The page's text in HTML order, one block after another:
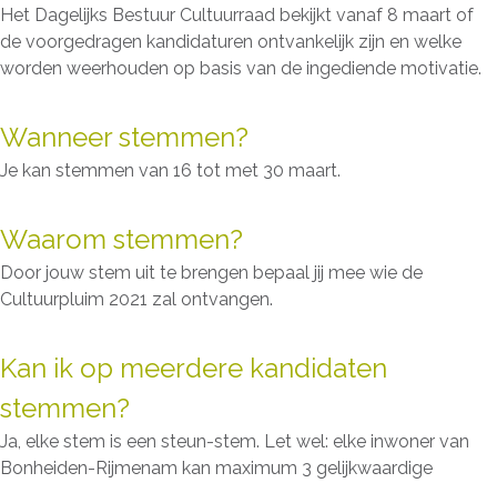
Het Dagelijks Bestuur Cultuurraad bekijkt vanaf 8 maart of
de voorgedragen kandidaturen ontvankelijk zijn en welke
worden weerhouden op basis van de ingediende motivatie.
Wanneer stemmen?
Je kan stemmen van 16 tot met 30 maart.
Waarom stemmen?
Door jouw stem uit te brengen bepaal jij mee wie de
Cultuurpluim 2021 zal ontvangen.
Kan ik op meerdere kandidaten
stemmen?
Ja, elke stem is een steun-stem. Let wel: elke inwoner van
Bonheiden-Rijmenam kan maximum 3 gelijkwaardige